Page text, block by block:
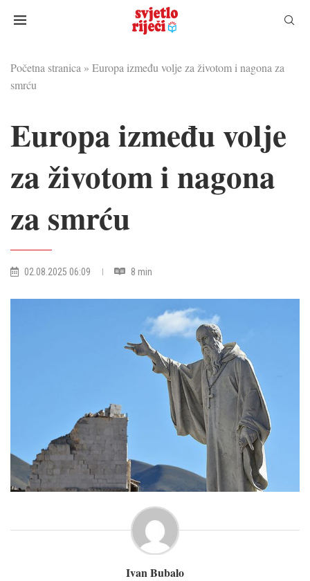
Početna stranica » Europa između volje za životom i nagona za
smrću
Europa između volje
za životom i nagona
za smrću
02.08.2025 06:09 8 min
Ivan Bubalo